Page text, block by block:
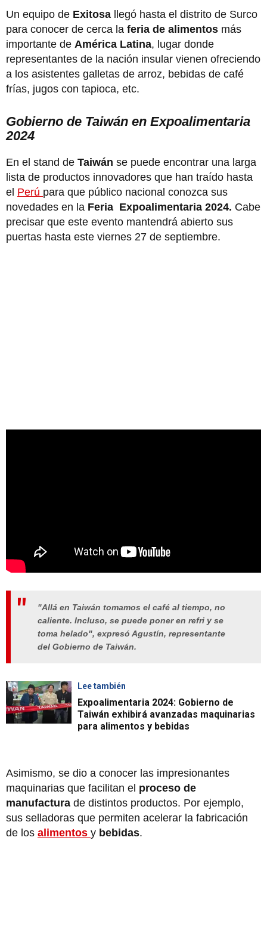
Un equipo de Exitosa llegó hasta el distrito de Surco
para conocer de cerca la feria de alimentos más
importante de América Latina, lugar donde
representantes de la nación insular vienen ofreciendo
a los asistentes galletas de arroz, bebidas de café
frías, jugos con tapioca, etc.
Gobierno de Taiwán en Expoalimentaria
2024
En el stand de Taiwán se puede encontrar una larga
lista de productos innovadores que han traído hasta
el Perú para que público nacional conozca sus
novedades en la Feria Expoalimentaria 2024. Cabe
precisar que este evento mantendrá abierto sus
puertas hasta este viernes 27 de septiembre.
"Allá en Taiwán tomamos el café al tiempo, no
caliente. Incluso, se puede poner en refri y se
toma helado", expresó Agustín, representante
del Gobierno de Taiwán.
Lee también
Expoalimentaria 2024: Gobierno de
Taiwán exhibirá avanzadas maquinarias
para alimentos y bebidas
Asimismo, se dio a conocer las impresionantes
maquinarias que facilitan el proceso de
manufactura de distintos productos. Por ejemplo,
sus selladoras que permiten acelerar la fabricación
de los alimentos y bebidas.